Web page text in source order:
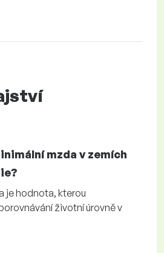
mzda v zemích
je hodnota, kterou
životní úrovně v